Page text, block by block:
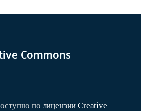
Commons
по лицензии Creative